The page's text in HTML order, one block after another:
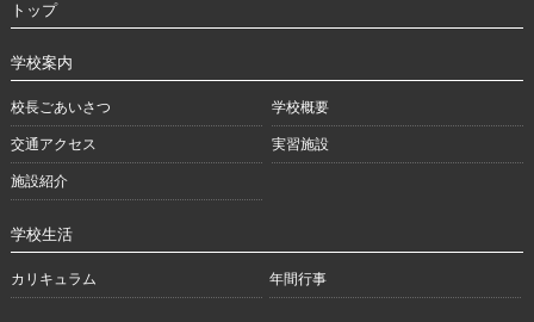
トップ
学校案内
校長ごあいさつ 学校概要
交通アクセス 実習施設
施設紹介
学校生活
カリキュラム 年間行事